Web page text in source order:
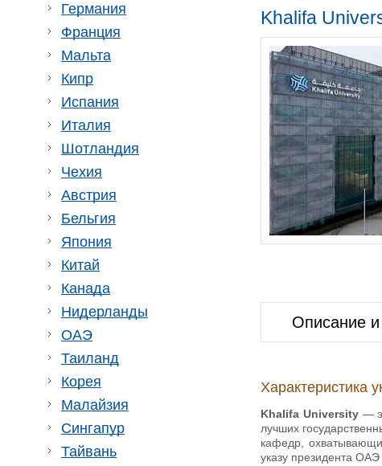
Германия
Франция
Мальта
Кипр
Испания
Италия
Шотландия
Чехия
Австрия
Бельгия
Япония
Китай
Канада
Нидерланды
ОАЭ
Таиланд
Корея
Малайзия
Сингапур
Тайвань
Khalifa
Описание
Характеристика
Khalifa University —
лучших
кафедр,
указу президента